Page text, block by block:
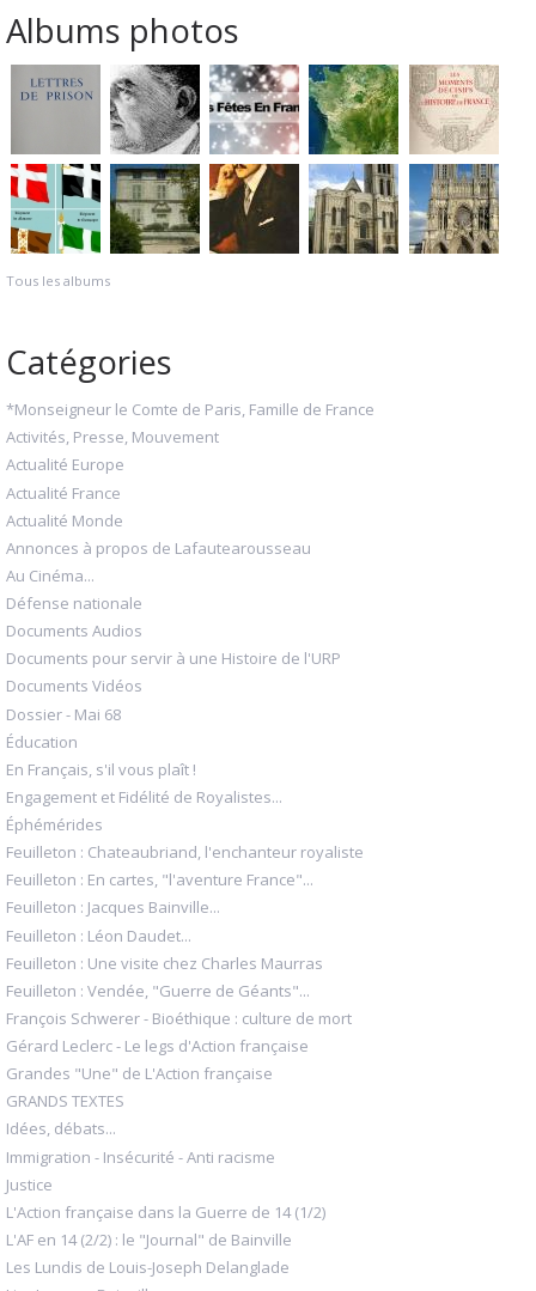
Albums photos
Tous les albums
Catégories
*Monseigneur le Comte de Paris, Famille de France
Activités, Presse, Mouvement
Actualité Europe
Actualité France
Actualité Monde
Annonces à propos de Lafautearousseau
Au Cinéma...
Défense nationale
Documents Audios
Documents pour servir à une Histoire de l'URP
Documents Vidéos
Dossier - Mai 68
Éducation
En Français, s'il vous plaît !
Engagement et Fidélité de Royalistes...
Éphémérides
Feuilleton : Chateaubriand, l'enchanteur royaliste
Feuilleton : En cartes, "l'aventure France"...
Feuilleton : Jacques Bainville...
Feuilleton : Léon Daudet...
Feuilleton : Une visite chez Charles Maurras
Feuilleton : Vendée, "Guerre de Géants"...
François Schwerer - Bioéthique : culture de mort
Gérard Leclerc - Le legs d'Action française
Grandes "Une" de L'Action française
GRANDS TEXTES
Idées, débats...
Immigration - Insécurité - Anti racisme
Justice
L'Action française dans la Guerre de 14 (1/2)
L'AF en 14 (2/2) : le "Journal" de Bainville
Les Lundis de Louis-Joseph Delanglade